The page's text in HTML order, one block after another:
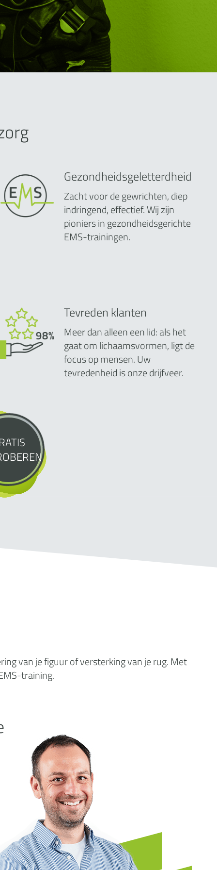
Gezondheidsgeletterdheid
Zacht voor de gewrichten, diep
indringend, effectief. Wij zijn
pioniers in gezondheidsgerichte
EMS-trainingen.
Tevreden klanten
Meer dan alleen een lid: als het
gaat om lichaamsvormen, ligt de
focus op mensen. Uw
tevredenheid is onze drijfveer.
van je figuur of versterking van je rug. Met
training.